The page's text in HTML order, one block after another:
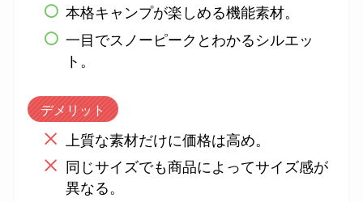
本格キャンプが楽しめる機能素材。
一目でスノーピークとわかるシルエッ
ト。
デメリット
上質な素材だけに価格は高め。
同じサイズでも商品によってサイズ感が
異なる。